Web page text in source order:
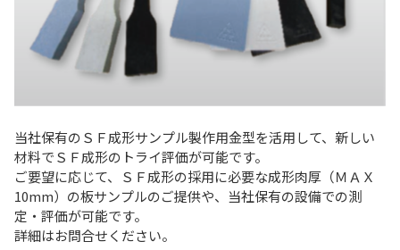
当社保有のＳＦ成形サンプル製作用金型を活用して、新しい
材料でＳＦ成形のトライ評価が可能です。
ご要望に応じて、ＳＦ成形の採用に必要な成形肉厚（ＭＡＸ
10mm）の板サンプルのご提供や、当社保有の設備での測
定・評価が可能です。
詳細はお問合せください。